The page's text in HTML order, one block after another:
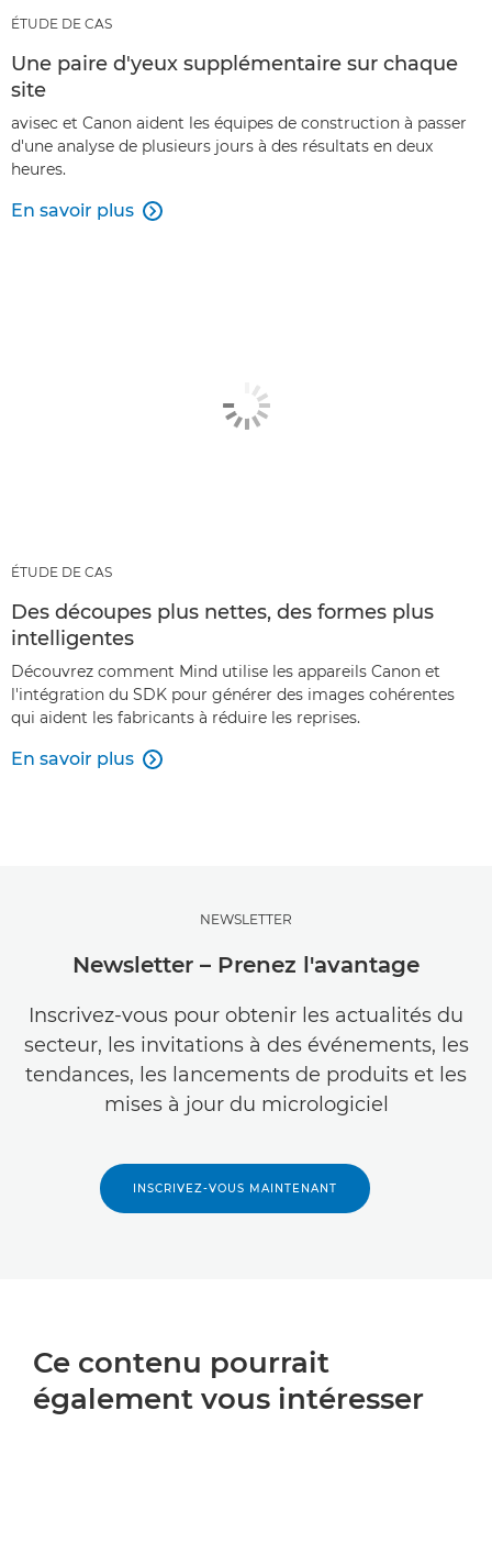
ÉTUDE DE CAS
Une paire d'yeux supplémentaire sur chaque
site
avisec et Canon aident les équipes de construction à passer
d'une analyse de plusieurs jours à des résultats en deux
heures.
En savoir plus 
ÉTUDE DE CAS
Des découpes plus nettes, des formes plus
intelligentes
Découvrez comment Mind utilise les appareils Canon et
l'intégration du SDK pour générer des images cohérentes
qui aident les fabricants à réduire les reprises.
En savoir plus 
NEWSLETTER
Newsletter – Prenez l'avantage
Inscrivez-vous pour obtenir les actualités du
secteur, les invitations à des événements, les
tendances, les lancements de produits et les
mises à jour du micrologiciel
INSCRIVEZ-VOUS MAINTENANT
Ce contenu pourrait
également vous intéresser